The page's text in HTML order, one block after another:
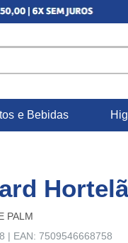
e Bebidas
PALM
| EAN: 7509546668758